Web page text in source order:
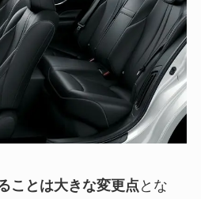
ことは大きな変更点とな